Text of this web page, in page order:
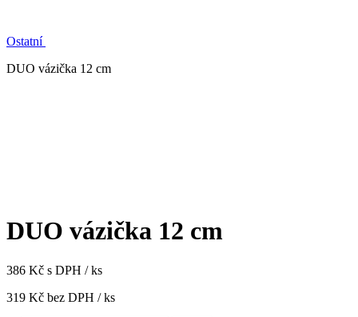
Ostatní
DUO vázička 12 cm
DUO vázička 12 cm
386 Kč s DPH / ks
319 Kč bez DPH / ks